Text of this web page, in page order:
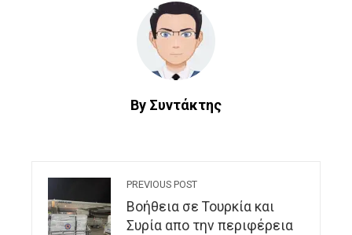
By Συντάκτης
PREVIOUS POST
Βοήθεια σε Τουρκία και
Συρία απο την περιφέρεια